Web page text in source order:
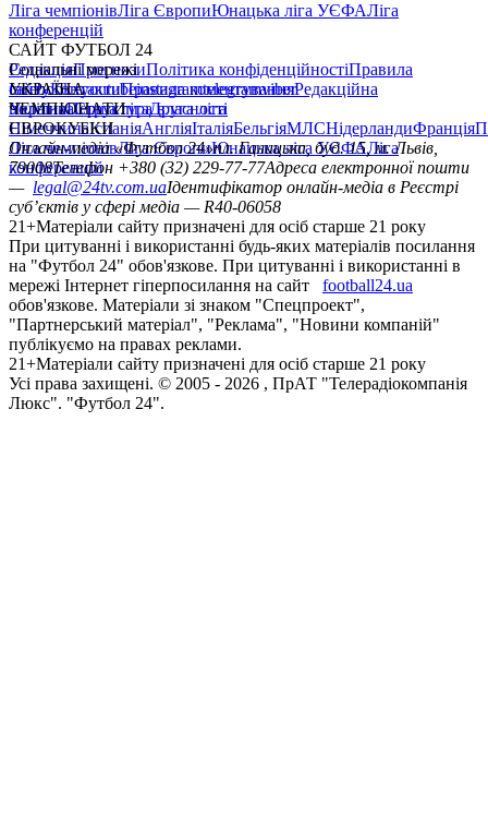
Ліга чемпіонівЛіга ЄвропиЮнацька ліга УЄФАЛіга
конференцій
САЙТ ФУТБОЛ 24
РедакціяПрогнозиПолітика конфіденційностіПравила
сайтуКонтактиПравила коментуванняРедакційна
політикаСтруктура власності
Соціальні мережі
facebookxyoutubeinstagramtelegramviber
УКРАЇНА
УкраїнаПерша лігаДруга ліга
ЧЕМПІОНАТИ
НімеччинаІспаніяАнгліяІталіяБельгіяМЛСНідерландиФранція
ЄВРОКУБКИ
Ліга чемпіонівЛіга ЄвропиЮнацька ліга УЄФАЛіга
конференцій
Онлайн-медіа «Футбол 24»пл. Галицька, буд. 15, м. Львів,
79008Телефон +380 (32) 229-77-77Адреса електронної пошти
— legal@24tv.com.uaІдентифікатор онлайн-медіа в Реєстрі
суб’єктів у сфері медіа — R40-06058
21+Матеріали сайту призначені для осіб старше 21 року
При цитуванні і використанні будь-яких матеріалів посилання
на "Футбол 24" обов'язкове. При цитуванні і використанні в
мережі Інтернет гіперпосилання на сайт
football24.ua
обов'язкове. Матеріали зі знаком "Спецпроект",
"Партнерський матеріал", "Реклама", "Новини компаній"
публікуємо на правах реклами.
21+Матеріали сайту призначені для осіб старше 21 року
Усi права захищенi. © 2005 - 2026 , ПрАТ "Телерадіокомпанія
Люкс". "Футбол 24".